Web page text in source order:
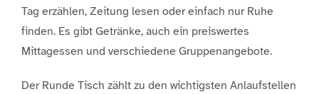
Tag erzählen, Zeitung lesen oder einfach nur Ruhe
finden. Es gibt Getränke, auch ein preiswertes
Mittagessen und verschiedene Gruppenangebote.
Der Runde Tisch zählt zu den wichtigsten Anlaufstellen